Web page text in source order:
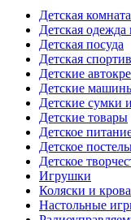
Детская комната
Детская одежда
Детская посуда
Детская
Детские
Детские
Детские сумки
Детские товары
Детское
Детское
Детское
Игрушки
Коляски и
Настольные